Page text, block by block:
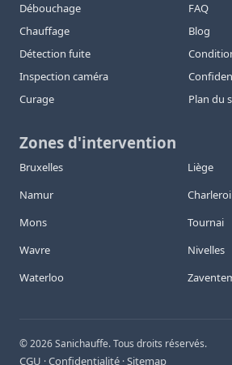
Débouchage
Chauffage
Détection fuite
Inspection caméra
Curage
FAQ
Blog
Plan du
Zones d'intervention
Bruxelles
Liège
Namur
Charleroi
Mons
Tournai
Wavre
Nivelles
Waterloo
©2026Sanichauffe. Tous droits réservés.
CGU ·Confidentialité ·Sitemap